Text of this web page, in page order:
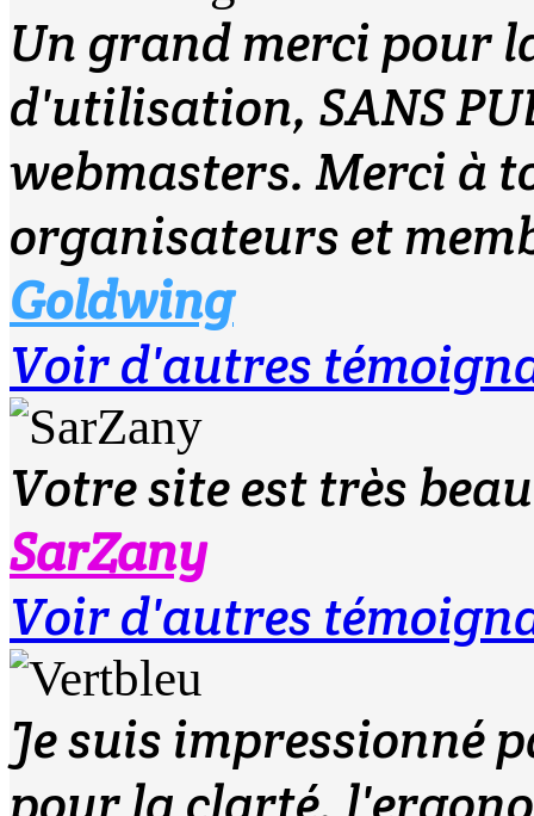
Un grand merci pour
d'utilisation, SANS
webmasters. Merci à
organisateurs et
Goldwing
Voir d'autres
Votre site est très
SarZany
Voir d'autres
Je suis impressionné